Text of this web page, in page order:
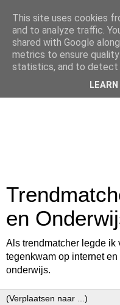
en
Als trendmatcher legde ik
tegenkwam op internet
onderwijs.
This site uses cookies
and to analyze traffic.
shared with Google
metrics to ensure
statistics, and to detect